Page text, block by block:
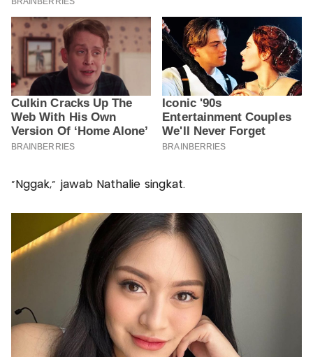
"Nggak," jawab Nathalie singkat.